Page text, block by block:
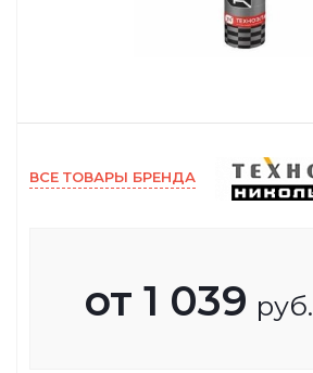
ВСЕ ТОВАРЫ БРЕНДА
от 1 039 руб.